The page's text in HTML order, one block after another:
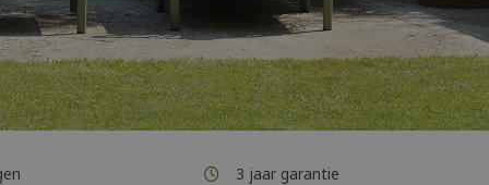
3 jaar garantie